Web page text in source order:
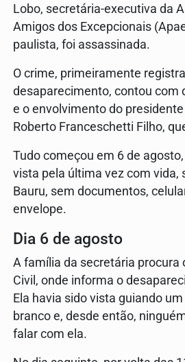
Lobo, secretária-executiva da
Amigos dos Excepcionais
paulista, foi assassinada.
O crime, primeiramente
desaparecimento, contou com
e o envolvimento do
Roberto Franceschetti Filho,
Tudo começou em 6 de
vista pela última vez com vida,
Bauru, sem documentos,
envelope.
Dia 6 de agosto
A família da secretária procura
Civil, onde informa o
Ela havia sido vista guiando
branco e, desde então,
falar com ela.